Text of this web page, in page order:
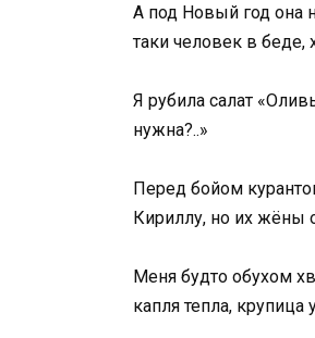
А под Новый год она
таки человек в беде,
Я рубила салат
нужна?..»
Перед бойом
Кириллу, но их жёны
Меня будто обухом
капля тепла,